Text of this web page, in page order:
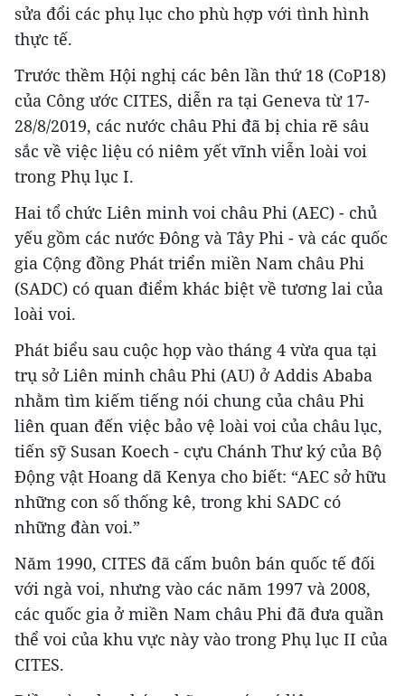
sửa đổi các phụ lục cho phù hợp với tình hình
thực tế.
Trước thềm Hội nghị các bên lần thứ 18 (CoP18)
của Công ước CITES, diễn ra tại Geneva từ 17-
28/8/2019, các nước châu Phi đã bị chia rẽ sâu
sắc về việc liệu có niêm yết vĩnh viễn loài voi
trong Phụ lục I.
Hai tổ chức Liên minh voi châu Phi (AEC) - chủ
yếu gồm các nước Đông và Tây Phi - và các quốc
gia Cộng đồng Phát triển miền Nam châu Phi
(SADC) có quan điểm khác biệt về tương lai của
loài voi.
Phát biểu sau cuộc họp vào tháng 4 vừa qua tại
trụ sở Liên minh châu Phi (AU) ở Addis Ababa
nhằm tìm kiếm tiếng nói chung của châu Phi
liên quan đến việc bảo vệ loài voi của châu lục,
tiến sỹ Susan Koech - cựu Chánh Thư ký của Bộ
Động vật Hoang dã Kenya cho biết: “AEC sở hữu
những con số thống kê, trong khi SADC có
những đàn voi.”
Năm 1990, CITES đã cấm buôn bán quốc tế đối
với ngà voi, nhưng vào các năm 1997 và 2008,
các quốc gia ở miền Nam châu Phi đã đưa quần
thể voi của khu vực này vào trong Phụ lục II của
CITES.